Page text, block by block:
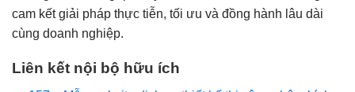
cam kết giải pháp thực tiễn, tối ưu và đồng hành lâu dài
cùng doanh nghiệp.
Liên kết nội bộ hữu ích